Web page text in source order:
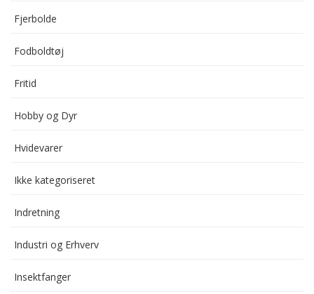
Fjerbolde
Fodboldtøj
Fritid
Hobby og Dyr
Hvidevarer
Ikke kategoriseret
Indretning
Industri og Erhverv
Insektfanger